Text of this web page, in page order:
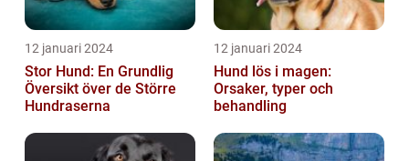
12 januari 2024
Stor Hund: En Grundlig
Översikt över de Större
Hundraserna
12 januari 2024
Hund lös i magen:
Orsaker, typer och
behandling